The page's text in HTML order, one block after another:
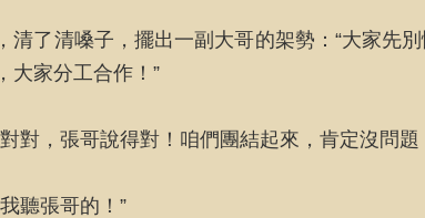
清了清嗓子，擺出一副大哥的架勢：“大家先
大家分工合作！”
對，張哥說得對！咱們團結起來，肯定沒問題
聽張哥的！”